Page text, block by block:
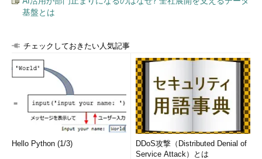
りやすいミスかもしれません。
評価ダウン
基盤とは
チェックしておきたい人気記事
Hello Python (1/3)
DDoS攻撃（Distributed Denial of
Service Attack）とは